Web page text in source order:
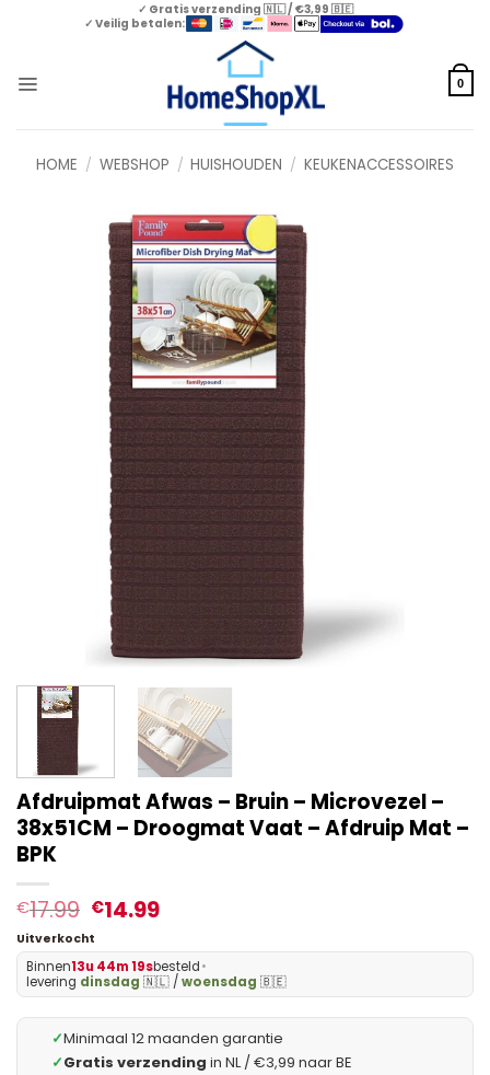
✓ Gratis verzending 🇳🇱 / €3,99 🇧🇪
✓ Veilig betalen:
0
HOME / WEBSHOP / HUISHOUDEN / KEUKENACCESSOIRES
Afdruipmat Afwas – Bruin – Microvezel –
38x51CM – Droogmat Vaat – Afdruip Mat –
BPK
€17.99 €14.99
Uitverkocht
Binnen13u 44m 18sbesteld•
levering dinsdag 🇳🇱 /woensdag 🇧🇪
✓Minimaal 12 maanden garantie
✓Gratis verzending in NL / €3,99 naar BE